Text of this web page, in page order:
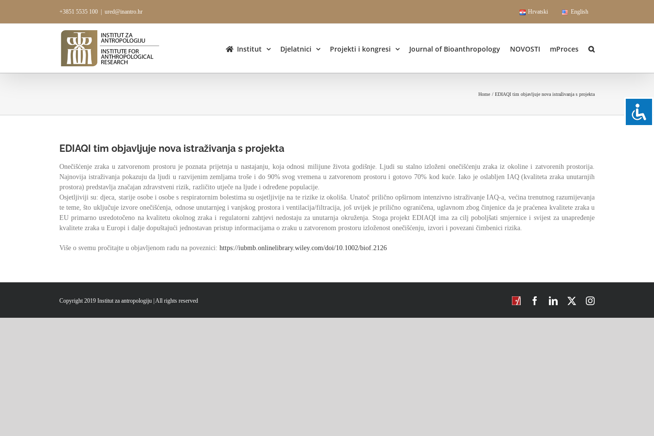
content
+3851 5535 100 ured@inantro.hr Hrvatski English
Institut Djelatnici Projekti i kongresi Journal of Bioanthropology NOVOSTI mProces
Home EDIAQI tim objavljuje nova istraživanja s projekta
EDIAQI tim objavljuje nova istraživanja s projekta
Onečišćenje zraka u zatvorenom prostoru je poznata prijetnja u nastajanju, koja odnosi milijune života godišnje. Ljudi su stalno izloženi onečišćenju zraka iz okoline i zatvorenih prostorija.
Najnovija istraživanja pokazuju da ljudi u razvijenim zemljama troše i do 90% svog vremena u zatvorenom prostoru i gotovo 70% kod kuće. Iako je oslabljen IAQ (kvaliteta zraka unutarnjih
prostora) predstavlja značajan zdravstveni rizik, različito utječe na ljude i određene populacije.
Osjetljiviji su: djeca, starije osobe i osobe s respiratornim bolestima su osjetljivije na te rizike iz okoliša. Unatoč prilično opširnom intenzivno istraživanje IAQ-a, većina trenutnog razumijevanja
te teme, što uključuje izvore onečišćenja, odnose unutarnjeg i vanjskog prostora i ventilacija/filtracija, još uvijek je prilično ograničena, uglavnom zbog činjenice da je praćenea kvalitete zraka u
EU primarno usredotočeno na kvalitetu okolnog zraka i regulatorni zahtjevi nedostaju za unutarnja okruženja. Stoga projekt EDIAQI ima za cilj poboljšati smjernice i svijest za unapređenje
kvalitete zraka u Europi i dalje dopuštajući jednostavan pristup informacijama o zraku u zatvorenom prostoru izloženost onečišćenju, izvori i povezani čimbenici rizika.
Više o svemu pročitajte u objavljenom radu na poveznici: https://iubmb.onlinelibrary.wiley.com/doi/10.1002/biof.2126
Copyright 2019 Institut za antropologiju | All rights reserved CROSBI FacebookLinkedIn Instagram